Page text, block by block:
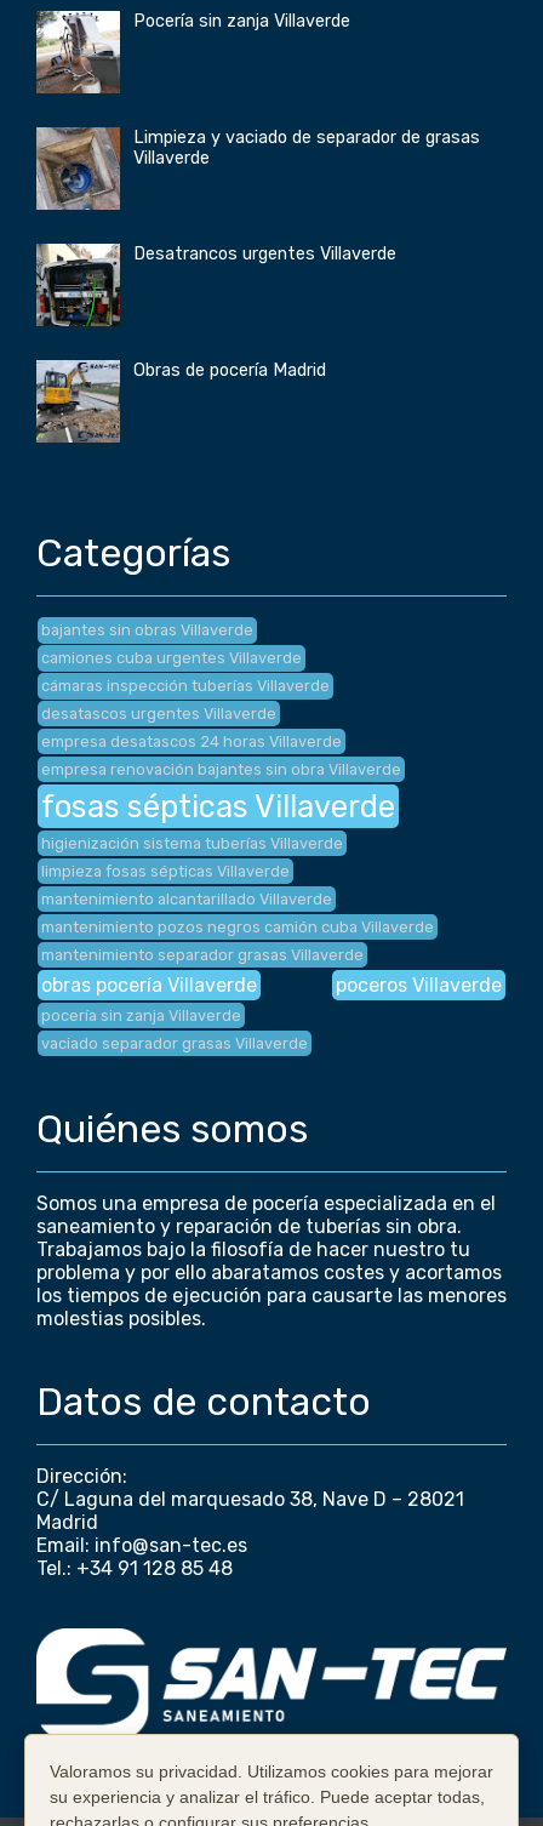
Pocería sin zanja Villaverde
Limpieza y vaciado de separador de grasas
Villaverde
Desatrancos urgentes Villaverde
Obras de pocería Madrid
Categorías
bajantes sin obras Villaverde
camiones cuba urgentes Villaverde
cámaras inspección tuberías Villaverde
desatascos urgentes Villaverde
empresa desatascos 24 horas Villaverde
empresa renovación bajantes sin obra Villaverde
fosas sépticas Villaverde
higienización sistema tuberías Villaverde
limpieza fosas sépticas Villaverde
mantenimiento alcantarillado Villaverde
mantenimiento pozos negros camión cuba Villaverde
mantenimiento separador grasas Villaverde
obras pocería Villaverde poceros Villaverde
pocería sin zanja Villaverde
vaciado separador grasas Villaverde
Quiénes somos
Somos una empresa de pocería especializada en el
saneamiento y reparación de tuberías sin obra.
Trabajamos bajo la filosofía de hacer nuestro tu
problema y por ello abaratamos costes y acortamos
los tiempos de ejecución para causarte las menores
molestias posibles.
Datos de contacto
Dirección:
C/ Laguna del marquesado 38, Nave D – 28021
Madrid
Email: info@san-tec.es
Tel.: +34 91 128 85 48
Valoramos su privacidad. Utilizamos cookies para mejorar
su experiencia y analizar el tráfico. Puede aceptar todas,